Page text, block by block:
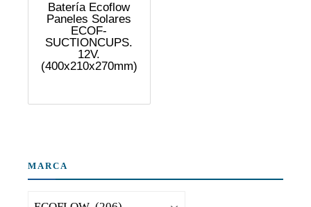
Batería Ecoflow
Paneles Solares
ECOF-
SUCTIONCUPS.
12V.
(400x210x270mm)
MARCA